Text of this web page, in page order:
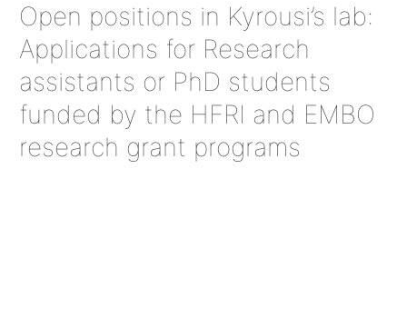
Open positions in Kyrousi’s lab:
Αpplications for Research
assistants or PhD students
funded by the HFRI and EMBO
research grant programs